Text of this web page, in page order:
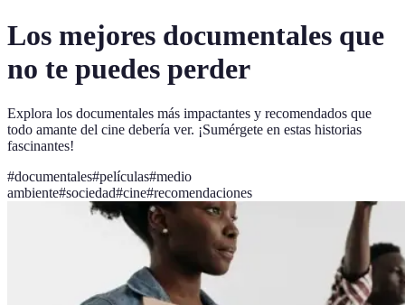
Los mejores documentales que
no te puedes perder
Explora los documentales más impactantes y recomendados que
todo amante del cine debería ver. ¡Sumérgete en estas historias
fascinantes!
#documentales#películas#medio
ambiente#sociedad#cine#recomendaciones